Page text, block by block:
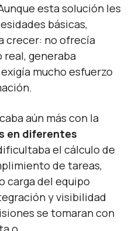
esta solución les
básicas,
crecer: no ofrecía
generaba
mucho esfuerzo
aún más con la
en diferentes
el cálculo de
de tareas,
carga del equipo
y visibilidad
se tomaran con